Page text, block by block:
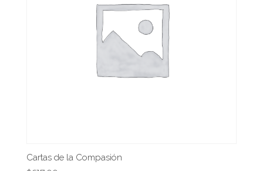
Cartas de la Compasión